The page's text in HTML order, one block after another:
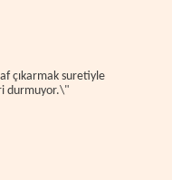
çıkarmak suretiyle
durmuyor.\"